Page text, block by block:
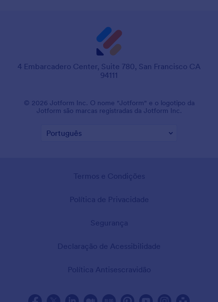
4 Embarcadero Center, Suite 780, San Francisco CA
94111
© 2026 Jotform Inc. O nome "Jotform" e o logotipo da
Jotform são marcas registradas da Jotform Inc.
Termos e Condições
Política de Privacidade
Segurança
Declaração de Acessibilidade
Política Antisescravidão